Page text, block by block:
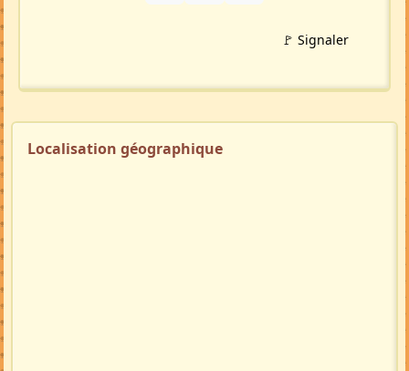
🚩 Signaler
Localisation géographique